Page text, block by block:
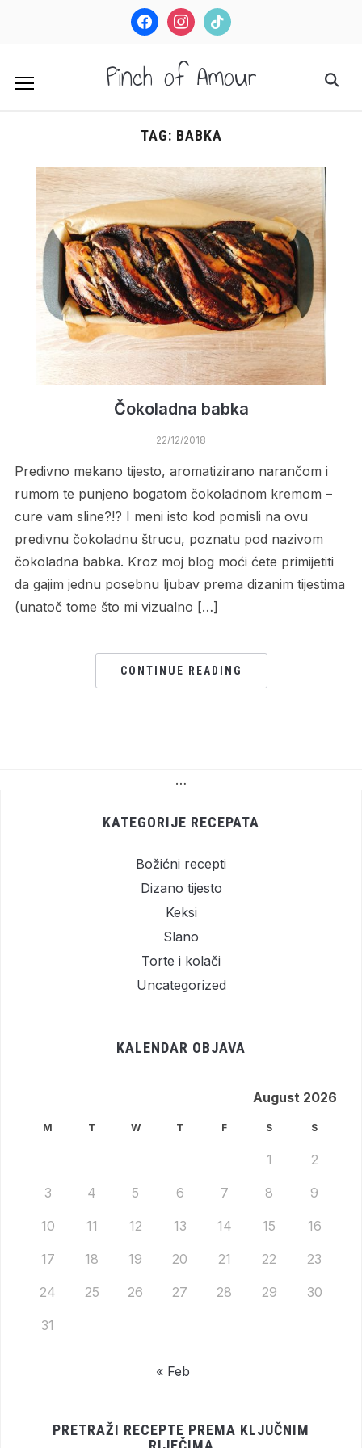
facebookinstagramtiktok
Pinch of Amour
TAG: BABKA
Čokoladna babka
22/12/2018
Predivno mekano tijesto, aromatizirano narančom i
rumom te punjeno bogatom čokoladnom kremom –
cure vam sline?!? I meni isto kod pomisli na ovu
predivnu čokoladnu štrucu, poznatu pod nazivom
čokoladna babka. Kroz moj blog moći ćete primijetiti
da gajim jednu posebnu ljubav prema dizanim tijestima
(unatoč tome što mi vizualno […]
CONTINUE READING
…
KATEGORIJE RECEPATA
Božićni recepti
Dizano tijesto
Keksi
Slano
Torte i kolači
Uncategorized
KALENDAR OBJAVA
August 2026
M T W T F S S
1 2
3 4 5 6 7 8 9
10 11 12 13 14 15 16
17 18 19 20 21 22 23
24 25 26 27 28 29 30
31
« Feb
PRETRAŽI RECEPTE PREMA KLJUČNIM